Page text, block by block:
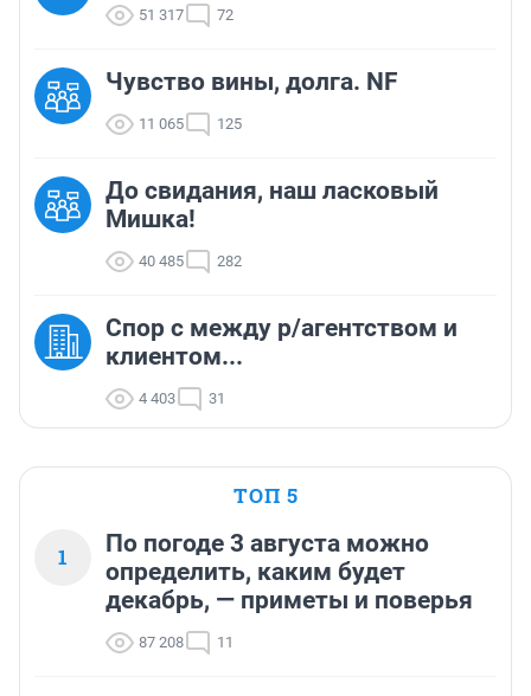
51 317 72
Чувство вины, долга. NF
11 065 125
До свидания, наш ласковый
Мишка!
40 485 282
Спор с между р/агентством и
клиентом...
4 403 31
ТОП 5
1
По погоде 3 августа можно
определить, каким будет
декабрь, — приметы и поверья
87 208 11